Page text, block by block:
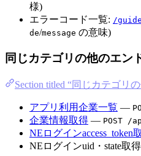
様)
エラーコード一覧: /
de/message の意味)
同じカテゴリの他のエン
Section titled “同じカテゴリ
アプリ利用企業一覧 —
企業情報取得 — POST /
NEログインaccess_token
NEログインuid・state取